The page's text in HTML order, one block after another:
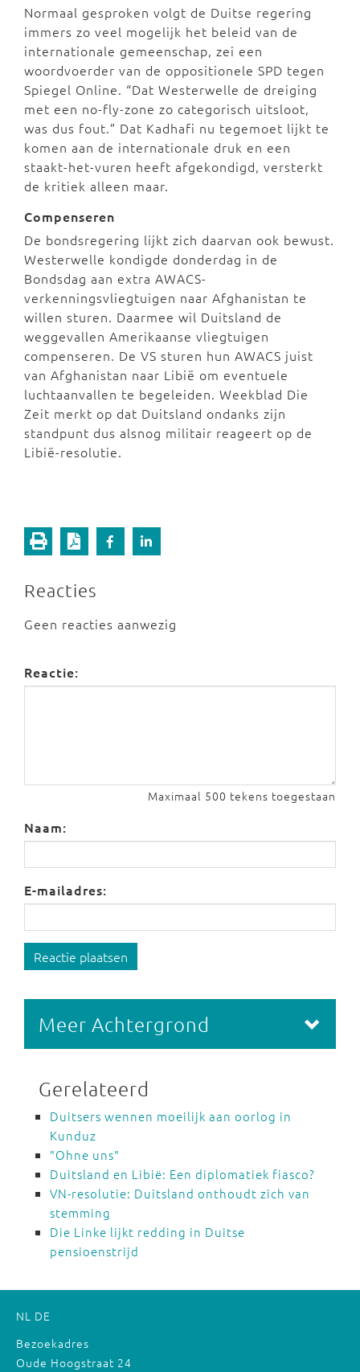
Normaal gesproken volgt de Duitse regering
immers zo veel mogelijk het beleid van de
internationale gemeenschap, zei een
woordvoerder van de oppositionele SPD tegen
Spiegel Online. “Dat Westerwelle de dreiging
met een no-fly-zone zo categorisch uitsloot,
was dus fout.” Dat Kadhafi nu tegemoet lijkt te
komen aan de internationale druk en een
staakt-het-vuren heeft afgekondigd, versterkt
de kritiek alleen maar.
Compenseren
De bondsregering lijkt zich daarvan ook bewust.
Westerwelle kondigde donderdag in de
Bondsdag aan extra AWACS-
verkenningsvliegtuigen naar Afghanistan te
willen sturen. Daarmee wil Duitsland de
weggevallen Amerikaanse vliegtuigen
compenseren. De VS sturen hun AWACS juist
van Afghanistan naar Libië om eventuele
luchtaanvallen te begeleiden. Weekblad Die
Zeit merkt op dat Duitsland ondanks zijn
standpunt dus alsnog militair reageert op de
Libië-resolutie.
Reacties
Geen reacties aanwezig
Reactie:
Maximaal 500 tekens toegestaan
Naam:
E-mailadres:
Reactie plaatsen
Meer Achtergrond
Gerelateerd
Duitsers wennen moeilijk aan oorlog in
Kunduz
"Ohne uns"
Duitsland en Libië: Een diplomatiek fiasco?
VN-resolutie: Duitsland onthoudt zich van
stemming
Die Linke lijkt redding in Duitse
pensioenstrijd
NL DE
Bezoekadres
Oude Hoogstraat 24